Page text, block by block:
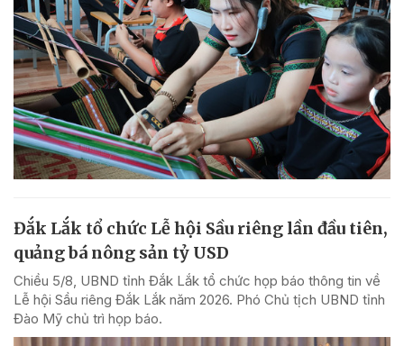
Đắk Lắk tổ chức Lễ hội Sầu riêng lần đầu tiên,
quảng bá nông sản tỷ USD
Chiều 5/8, UBND tỉnh Đắk Lắk tổ chức họp báo thông tin về
Lễ hội Sầu riêng Đắk Lắk năm 2026. Phó Chủ tịch UBND tỉnh
Đào Mỹ chủ trì họp báo.